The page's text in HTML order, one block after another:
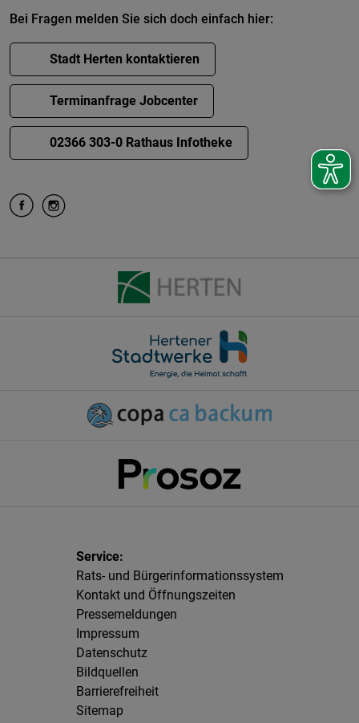
Bei Fragen melden Sie sich doch einfach hier:
Stadt Herten kontaktieren
Terminanfrage Jobcenter
02366 303-0 Rathaus Infotheke
Rats- und Bürgerinformationssystem
Kontakt und Öffnungszeiten
Pressemeldungen
Impressum
Datenschutz
Bildquellen
Barrierefreiheit
Sitemap